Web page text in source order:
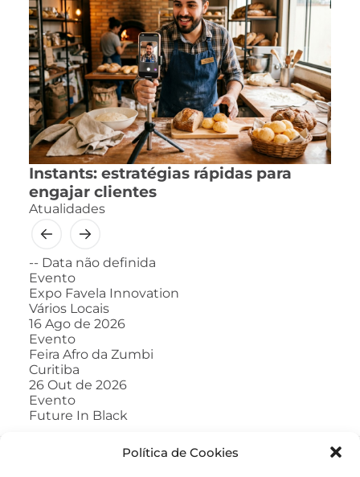
Política de Cookies
Instants: estratégias rápidas para
engajar clientes
Atualidades
-- Data não definida
Evento
Expo Favela Innovation
Vários Locais
16 Ago de 2026
Evento
Feira Afro da Zumbi
Curitiba
26 Out de 2026
Evento
Future In Black